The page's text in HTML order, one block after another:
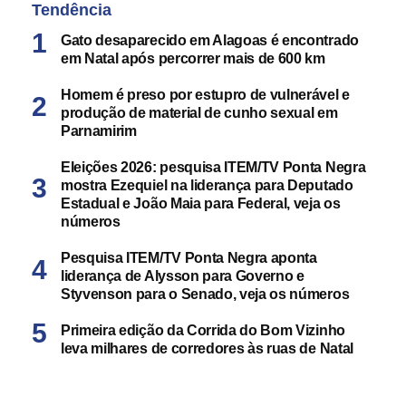
Tendência
Gato desaparecido em Alagoas é encontrado
em Natal após percorrer mais de 600 km
Homem é preso por estupro de vulnerável e
produção de material de cunho sexual em
Parnamirim
Eleições 2026: pesquisa ITEM/TV Ponta Negra
mostra Ezequiel na liderança para Deputado
Estadual e João Maia para Federal, veja os
números
Pesquisa ITEM/TV Ponta Negra aponta
liderança de Alysson para Governo e
Styvenson para o Senado, veja os números
Primeira edição da Corrida do Bom Vizinho
leva milhares de corredores às ruas de Natal